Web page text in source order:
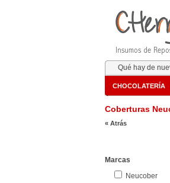
Qué hay de
CHOCOLATERÍA
Coberturas
« Atrás
Marcas
Neucober